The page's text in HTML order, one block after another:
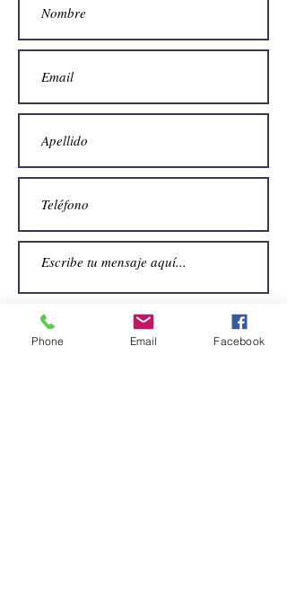
Enviar
Phone Email Facebook